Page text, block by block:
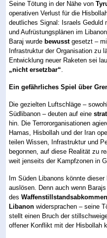
Seine Tötung in der Nähe von
operativen Verlust für die
deutliches Signal: Israels Geduld
und Aufrüstungsplänen im
Baraj wurde bewusstgesetzt –
Infrastruktur der Organisation zu
Entwicklung neuer Raketen sei
„nicht ersetzbar“.
Ein gefährliches Spiel über
Die gezielten Luftschläge –
Südlibanon – deuten auf eine
hin. Die Terrororganisationen
Hamas, Hisbollah und der Iran
teilen Wissen, Infrastruktur und
begonnen, auf diese Realität zu
weit jenseits der Kampfzonen in
Im Süden Libanons könnte
auslösen. Denn auch wenn
des
Libanon widersprachen – seine
stellt einen Bruch der
offener Konflikt mit der Hisbollah